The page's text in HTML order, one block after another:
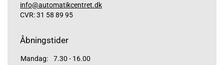
info@automatikcentret.dk
CVR: 31 58 89 95
Åbningstider
Mandag:
7.30 - 16.00